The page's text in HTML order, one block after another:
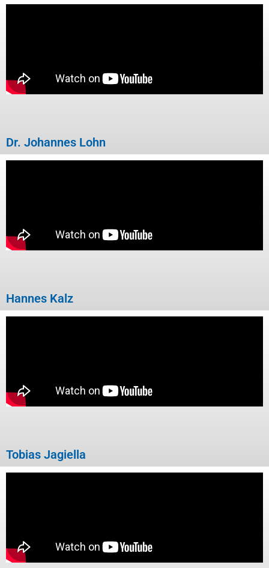
Dr. Johannes Lohn
Hannes Kalz
Tobias Jagiella